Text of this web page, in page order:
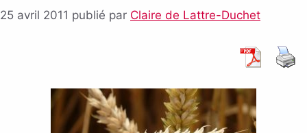
25 avril 2011 publié par Claire de Lattre-Duchet